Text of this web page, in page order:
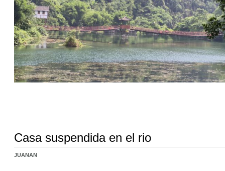
Casa suspendida en el rio
JUANAN